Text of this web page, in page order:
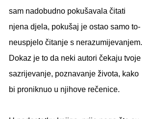
sam nadobudno pokušavala čitati
njena djela, pokušaj je ostao samo to-
neuspjelo čitanje s nerazumijevanjem.
Dokaz je to da neki autori čekaju tvoje
sazrijevanje, poznavanje života, kako
bi proniknuo u njihove rečenice.